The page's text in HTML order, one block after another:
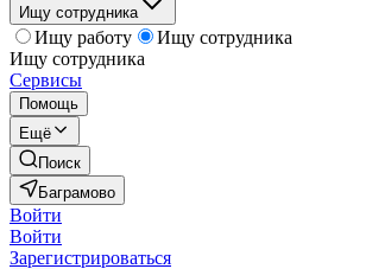
Ищу сотрудника
Ищу работу
Ищу сотрудника
Ищу сотрудника
Сервисы
Помощь
Ещё
Поиск
Баграмово
Войти
Войти
Зарегистрироваться